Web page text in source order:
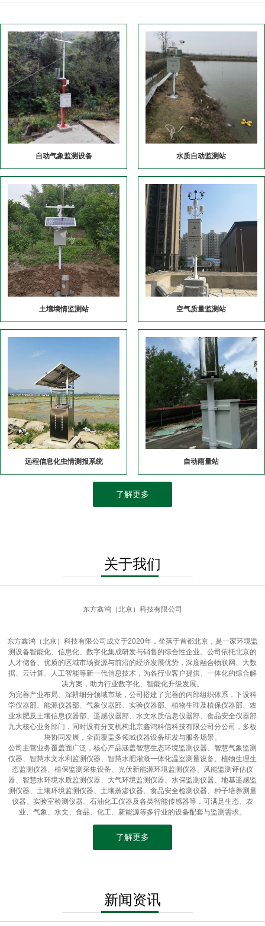
自动气象监测设备 水质自动监测站
土壤墒情监测站 空气质量监测站
远程信息化虫情测报系统 自动雨量站
了解更多
关于我们
东方鑫鸿（北京）科技有限公司
东方鑫鸿（北京）科技有限公司成立于2020年，坐落于首都北京，是一家环境监
测设备智能化、信息化、数字化集成研发与销售的综合性企业。公司依托北京的
人才储备、优质的区域市场资源与前沿的经济发展优势，深度融合物联网、大数
据、云计算、人工智能等新一代信息技术，为各行业客户提供、一体化的综合解
决方案，助力行业数字化、智能化升级发展。
为完善产业布局、深耕细分领域市场，公司搭建了完善的内部组织体系，下设科
学仪器部、能源仪器部、气象仪器部、实验仪器部、植物生理及植保仪器部、农
业水肥及土壤信息仪器部、遥感仪器部、水文水质信息仪器部、食品安全仪器部
九大核心业务部门，同时设有分支机构北京鑫鸿科信科技有限公司分公司，多板
块协同发展，全面覆盖多领域仪器设备研发与服务场景。
公司主营业务覆盖面广泛，核心产品涵盖智慧生态环境监测仪器、智慧气象监测
仪器、智慧水文水利监测仪器、智慧水肥灌溉一体化温室测量设备、植物生理生
态监测仪器、植保监测采集设备、光伏新能源环境监测仪器、风能监测评估仪
器、智慧水环境水质监测仪器、大气环境监测仪器、水保监测仪器、地基遥感监
测仪器、土壤环境监测仪器、土壤蒸渗仪器、食品安全检测仪器、种子培养测量
仪器、实验室检测仪器、石油化工仪器及各类智能传感器等，可满足生态、农
业、气象、水文、食品、化工、新能源等多行业的设备配套与监测需求。
了解更多
新闻资讯